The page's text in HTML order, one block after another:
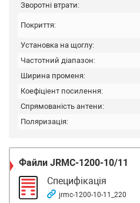
Зворотні втрати:
Покриття:
Установка на щоглу:
Частотний діапазон:
Ширина променя:
Коефіціент посилення:
Спрямованість антени:
Поляризація:
Файли JRMC-1200-10/11
Специфікація
jrmc-1200-10-11_220